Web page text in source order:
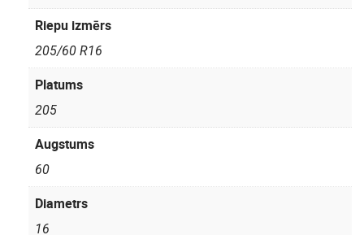
Riepu izmērs
205/60 R16
Platums
205
Augstums
60
Diametrs
16